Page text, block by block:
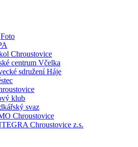
Foto
Chroustovice
centrum Včelka
sdružení Háje
klub
svaz
Chroustovice
Chroustovice z.s.